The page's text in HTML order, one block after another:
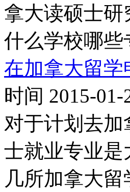
拿大读硕士
什么学校哪
在加拿大留
时间 2015-01-
对于计划去
士就业专业
几所加拿大